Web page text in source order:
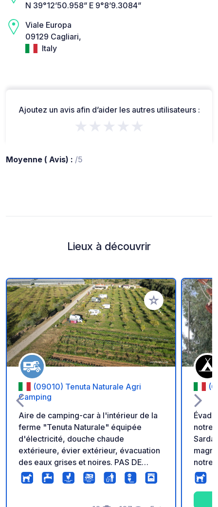
N 39°12’50.958” E 9°8’9.3084”
Viale Europa
09129 Cagliari,
Italy
Ajoutez un avis afin d’aider les autres utilisateurs :
★★★★★
Moyenne ( Avis) : /5
Lieux à découvrir
Ajouter à vos
(09010) Tenuta Naturale Agri
Camping
Aire de camping-car à l'intérieur de la
ferme "Tenuta Naturale" équipée
d'électricité, douche chaude
extérieure, évier extérieur, évacuation
des eaux grises et noires. PAS DE
TOILETTE. Obligatoire d'appeler ou
d'écrire sur WhatsApp pour réserver.
notre
notre
et